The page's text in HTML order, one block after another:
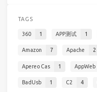
TAGS
360 1 APP测试 1
Amazon 7 Apache 2
Apereo Cas 1 AppWeb
BadUsb 1 C2 4